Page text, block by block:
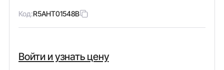
Код:R5AHT01548B
Войти и узнать цену